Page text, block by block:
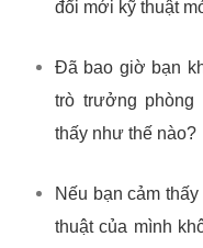
đổi mới kỹ thuật
Đã bao giờ bạn
trò trưởng phòng
thấy như thế nào?
Nếu bạn cảm
thuật của mình